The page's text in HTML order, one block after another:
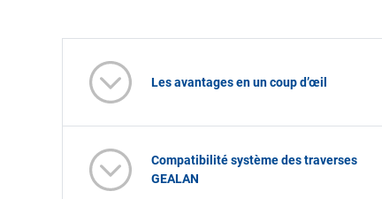
Les avantages en un coup d’œil
Compatibilité système des traverses
GEALAN